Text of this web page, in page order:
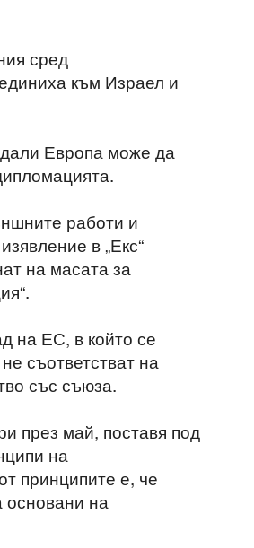
сред
към Израел и
Европа може да
работи и
в „Екс“
на масата за
на ЕС, в който се
съответстват на
със съюза.
през май, поставя под
на
принципите е, че
основани на